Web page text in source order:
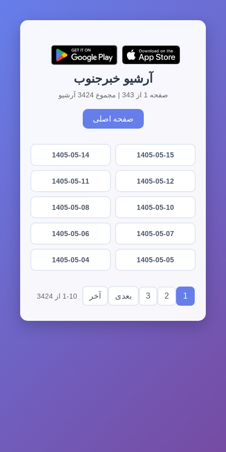
آرشیو خبرجنوب
صفحه 1 از 343 | مجموع 3424 آرشیو
صفحه اصلی
1405-05-15
1405-05-14
1405-05-12
1405-05-11
1405-05-10
1405-05-08
1405-05-07
1405-05-06
1405-05-05
1405-05-04
1
2
3 بعدی آخر 1-10 از 3424